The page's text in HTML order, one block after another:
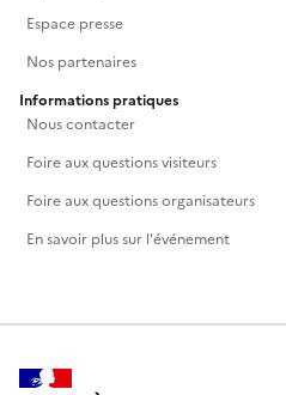
Espace presse
Nos partenaires
Informations pratiques
Nous contacter
Foire aux questions visiteurs
Foire aux questions organisateurs
En savoir plus sur l'événement